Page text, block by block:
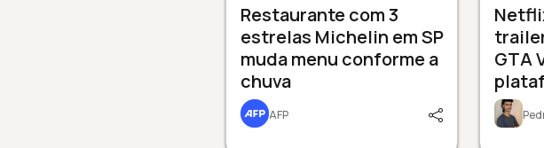
Restaurante com 3
estrelas Michelin em SP
muda menu conforme a
chuva
AFP
GTA